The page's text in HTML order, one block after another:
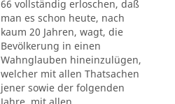
66 vollständig erloschen, daß
man es schon heute, nach
kaum 20 Jahren, wagt, die
Bevölkerung in einen
Wahnglauben hineinzulügen,
welcher mit allen Thatsachen
jener sowie der folgenden